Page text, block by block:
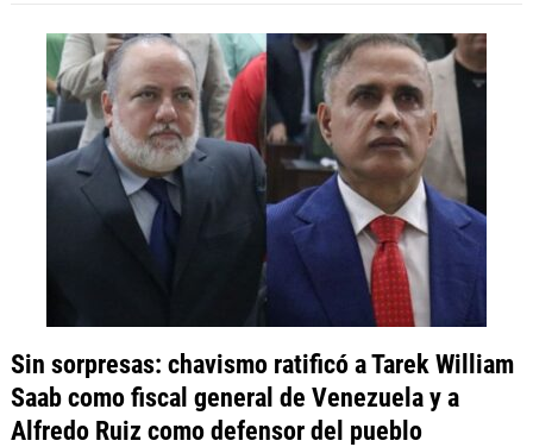
Sin sorpresas: chavismo ratificó a Tarek William
Saab como fiscal general de Venezuela y a
Alfredo Ruiz como defensor del pueblo